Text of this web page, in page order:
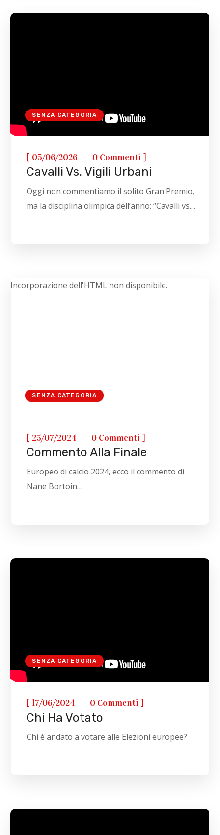
SENZA CATEGORIA
[ 05/06/2026 0 Commenti ]
Cavalli Vs. Vigili Urbani
Oggi non commentiamo il solito Gran Premio,
ma la disciplina olimpica dell’anno: “Cavalli vs....
Incorporazione dell'HTML non disponibile.
SENZA CATEGORIA
[ 25/07/2024 0 Commenti ]
Commento Alla Finale
Europeo di calcio 2024, ecco il commento di
Nane Bortoin…
SENZA CATEGORIA
[17/06/2024 0 Commenti ]
Chi Ha Votato
Chi è andato a votare alle Elezioni europee?